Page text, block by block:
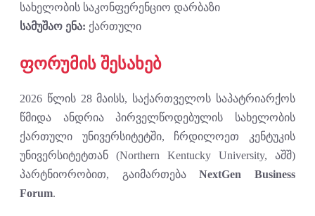
სახელობის საკონფერენციო დარბაზი
სამუშაო ენა: ქართული
ფორუმის შესახებ
2026 წლის 28 მაისს, საქართველოს საპატრიარქოს
წმიდა ანდრია პირველწოდებულის სახელობის
ქართული უნივერსიტეტში, ჩრდილოეთ კენტუკის
უნივერსიტეტთან (Northern Kentucky University, აშშ)
პარტნიორობით, გაიმართებაNextGen Business
Forum.